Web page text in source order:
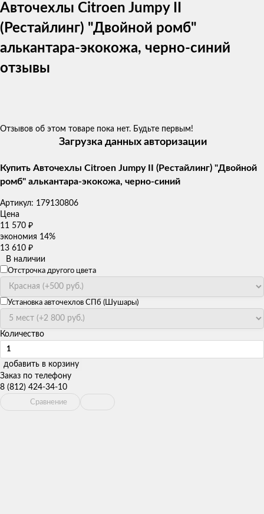
Авточехлы Citroen Jumpy II
(Рестайлинг) "Двойной ромб"
алькантара-экокожа, черно-синий
отзывы
Отзывов об этом товаре пока нет. Будьте первым!
Загрузка данных авторизации
Купить Авточехлы Citroen Jumpy II (Рестайлинг) "Двойной
ромб" алькантара-экокожа, черно-синий
Артикул: 179130806
Цена
11 570 ₽
экономия 14%
13 610 ₽
В наличии
Отстрочка другого цвета
Установка авточехлов СПб (Шушары)
Количество
добавить в корзину
Заказ по телефону
8 (812) 424-34-10
Сравнение